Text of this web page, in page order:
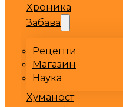
Хроника
Забава
Рецепти
Магазин
Наука
Хуманост